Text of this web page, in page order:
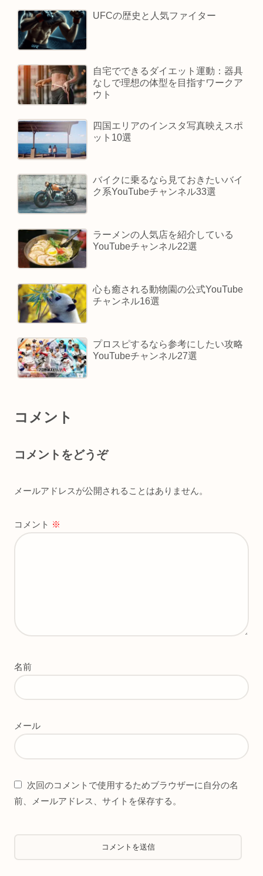
UFCの歴史と人気ファイター
自宅でできるダイエット運動：器具
なしで理想の体型を目指すワークア
ウト
四国エリアのインスタ写真映えスポ
ット10選
バイクに乗るなら見ておきたいバイ
ク系YouTubeチャンネル33選
ラーメンの人気店を紹介している
YouTubeチャンネル22選
心も癒される動物園の公式YouTube
チャンネル16選
プロスピするなら参考にしたい攻略
YouTubeチャンネル27選
コメント
コメントをどうぞ
メールアドレスが公開されることはありません。
コメント ※
名前
メール
次回のコメントで使用するためブラウザーに自分の名
前、メールアドレス、サイトを保存する。